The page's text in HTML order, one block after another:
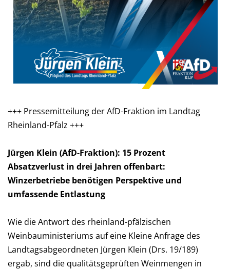
+++ Pressemitteilung der AfD-Fraktion im Landtag
Rheinland-Pfalz +++
Jürgen Klein (AfD-Fraktion): 15 Prozent
Absatzverlust in drei Jahren offenbart:
Winzerbetriebe benötigen Perspektive und
umfassende Entlastung
Wie die Antwort des rheinland-pfälzischen
Weinbauministeriums auf eine Kleine Anfrage des
Landtagsabgeordneten Jürgen Klein (Drs. 19/189)
ergab, sind die qualitätsgeprüften Weinmengen in